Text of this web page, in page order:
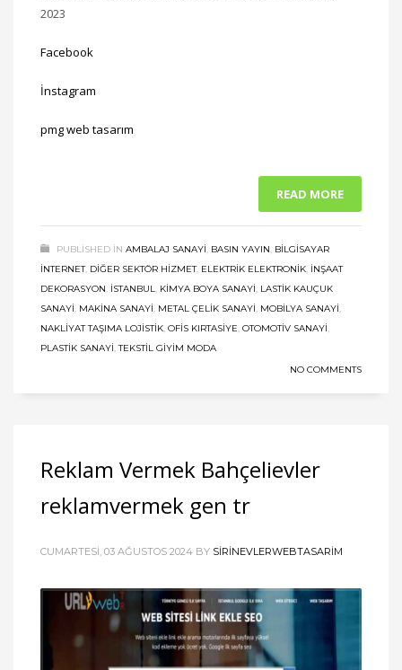
2023
Facebook
İnstagram
pmg web tasarım
READ MORE
PUBLISHED IN AMBALAJ SANAYI, BASIN YAYIN, BILGISAYAR
İNTERNET, DIĞER SEKTÖR HIZMET, ELEKTRIK ELEKTRONIK, İNŞAAT
DEKORASYON, ISTANBUL, KIMYA BOYA SANAYI, LASTIK KAUÇUK
SANAYI, MAKINA SANAYI, METAL ÇELIK SANAYI, MOBILYA SANAYI,
NAKLIYAT TAŞIMA LOJISTIK, OFIS KIRTASIYE, OTOMOTIV SANAYI,
PLASTIK SANAYI,TEKSTIL GIYIM MODA
NO COMMENTS
Reklam Vermek Bahçelievler
reklamvermek gen tr
CUMARTESI, 03 AĞUSTOS 2024 BY SIRINEVLERWEBTASARIM